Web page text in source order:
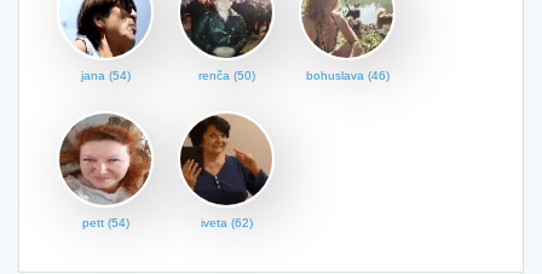
jana (54) renča (50) bohuslava (46)
pett (54) iveta (62)